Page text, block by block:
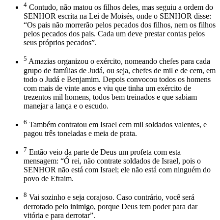
4 Contudo, não matou os filhos deles, mas seguiu a ordem do
SENHOR escrita na Lei de Moisés, onde o SENHOR disse:
“Os pais não morrerão pelos pecados dos filhos, nem os filhos
pelos pecados dos pais. Cada um deve prestar contas pelos
seus próprios pecados”.
5 Amazias organizou o exército, nomeando chefes para cada
grupo de famílias de Judá, ou seja, chefes de mil e de cem, em
todo o Judá e Benjamim. Depois convocou todos os homens
com mais de vinte anos e viu que tinha um exército de
trezentos mil homens, todos bem treinados e que sabiam
manejar a lança e o escudo.
6 Também contratou em Israel cem mil soldados valentes, e
pagou três toneladas e meia de prata.
7 Então veio da parte de Deus um profeta com esta
mensagem: “Ó rei, não contrate soldados de Israel, pois o
SENHOR não está com Israel; ele não está com ninguém do
povo de Efraim.
8 Vai sozinho e seja corajoso. Caso contrário, você será
derrotado pelo inimigo, porque Deus tem poder para dar
vitória e para derrotar”.